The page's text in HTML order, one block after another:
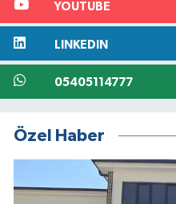
YOUTUBE
LINKEDIN
05405114777
Özel Haber